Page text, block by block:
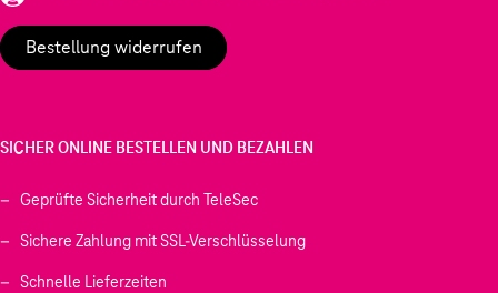
Bestellung widerrufen
SICHER ONLINE BESTELLEN UND BEZAHLEN
Geprüfte Sicherheit durch TeleSec
Sichere Zahlung mit SSL-Verschlüsselung
Schnelle Lieferzeiten